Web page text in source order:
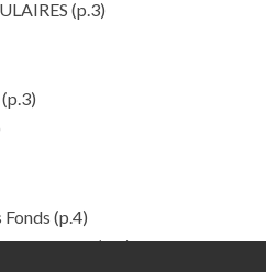
(p.3)
(p.3)
(p.4)
(p.4)